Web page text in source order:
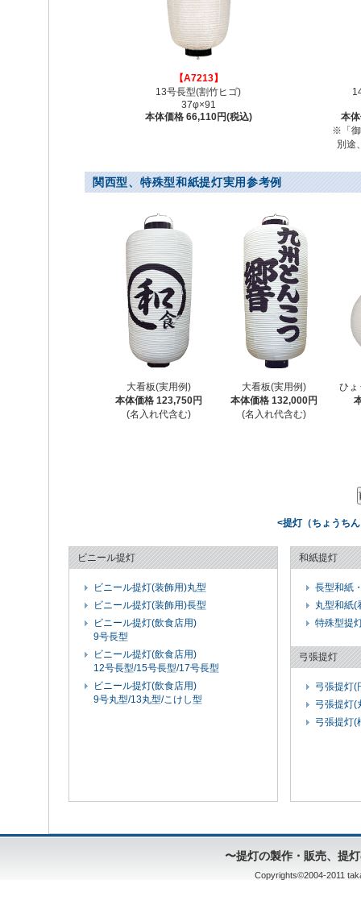
【A7213】
13号長型(割竹ヒゴ)
37φ×91
本体価格 66,110円(税込)
本
※「御
別途
関西型、特殊型和紙提灯実用参考例
大看板(実用例)
本体価格 123,750円
(名入れ代含む)
大看板(実用例)
本体価格 132,000円
(名入れ代含む)
ひょ
<提灯（ちょうち
ビニール提灯
ビニール提灯(装飾用)丸型
ビニール提灯(装飾用)長型
ビニール提灯(飲食店用)
9号長型
ビニール提灯(飲食店用)
12号長型/15号長型/17号長型
ビニール提灯(飲食店用)
9号丸型/13丸型/こけし型
和紙提灯
長型和紙
丸型和紙(
特殊型提
弓張提灯
弓張提灯(
弓張提灯(
弓張提灯(
〜提灯の製作・販売、提
Copyrights©2004-2011